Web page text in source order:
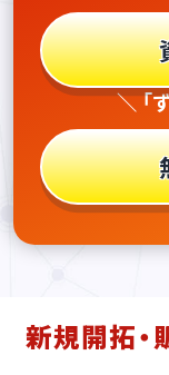
＼ 「
新規開拓・